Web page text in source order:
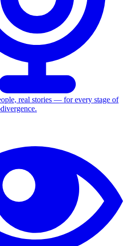
real stories — for every stage of